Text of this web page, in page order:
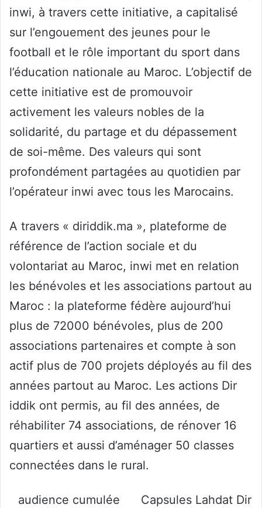
inwi, à travers cette initiative, a capitalisé
sur l’engouement des jeunes pour le
football et le rôle important du sport dans
l’éducation nationale au Maroc. L’objectif de
cette initiative est de promouvoir
activement les valeurs nobles de la
solidarité, du partage et du dépassement
de soi-même. Des valeurs qui sont
profondément partagées au quotidien par
l’opérateur inwi avec tous les Marocains.
A travers « diriddik.ma », plateforme de
référence de l’action sociale et du
volontariat au Maroc, inwi met en relation
les bénévoles et les associations partout au
Maroc : la plateforme fédère aujourd’hui
plus de 72000 bénévoles, plus de 200
associations partenaires et compte à son
actif plus de 700 projets déployés au fil des
années partout au Maroc. Les actions Dir
iddik ont permis, au fil des années, de
réhabiliter 74 associations, de rénover 16
quartiers et aussi d’aménager 50 classes
connectées dans le rural.
audience cumulée Capsules Lahdat Dir